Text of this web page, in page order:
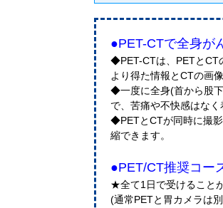
●PET-CTで全身が
◆PET-CTは、PETとCT
より得た情報とCTの画
◆一度に全身(首から股
で、苦痛や不快感はな
◆PETとCTが同時に撮
縮できます。
●PET/CT推奨コー
★全て1日で受けること
(通常PETと胃カメラは